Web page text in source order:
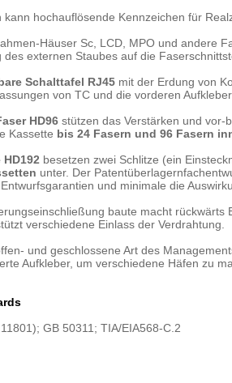
hochauflösende Kennzeichen für
Häuser Sc, LCD, MPO und andere
des externen Staubes auf die
Schalttafel RJ45 mit der Erdung von
von TC und die vorderen
HD96 stützen das Verstärken und vor-
Kassette bis 24 Fasern und 96 Fasern
besetzen zwei Schlitze (ein
unter. Der
und minimale die
baute macht
verschiedene Einlass der Verdrahtung.
und geschlossene Art des
Aufkleber, um verschiedene Häfen zu
GB 50311; TIA/EIA568-C.2